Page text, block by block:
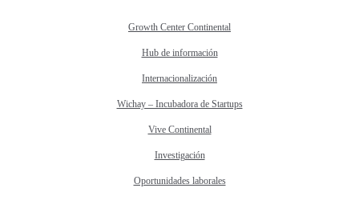
Growth Center Continental
Hub de información
Internacionalización
Wichay – Incubadora de Startups
Vive Continental
Investigación
Oportunidades laborales